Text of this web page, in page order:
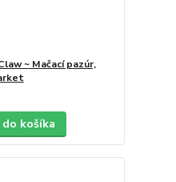
~ Mačací pazúr,
košíka